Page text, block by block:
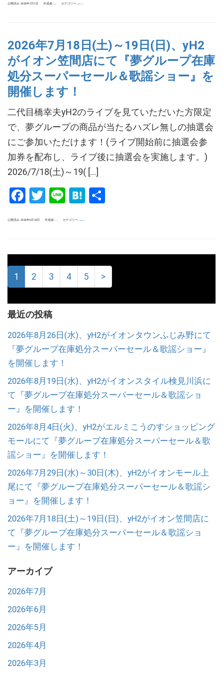
公開済み: 2026年7月1日 作成者: カテゴリー: お知らせ
2026年7月18日(土)～19日(日)、yH2
がイオン笠間店にて『夢グループ在庫
処分スーパーセール＆歌謡ショー』を
開催します！
二代目橋幸夫yH2のライブを見ていただいた方限定
で、夢グループの商品が当たるハズレ無しの抽選会
にご参加いただけます！(ライブ開始前に抽選会参
加券を配布し、ライブ後に抽選会を実施します。)
2026/7/18(土)～19( […]
Facebook
Twitter
LineHatena
公開済み: 2026年6月23日 作成者: カテゴリー: お知らせ
1 2 3 4 5 >
最近の投稿
2026年8月26日(水)、yH2がイオンタウンふじみ野にて
『夢グループ在庫処分スーパーセール＆歌謡ショー』
を開催します！
2026年8月19日(水)、yH2がイオンスタイル検見川浜に
て『夢グループ在庫処分スーパーセール＆歌謡ショ
ー』を開催します！
2026年8月4日(火)、yH2がエルミこうのすショッピング
モールにて『夢グループ在庫処分スーパーセール＆歌
謡ショー』を開催します！
2026年7月29日(水)～30日(木)、yH2がイオンモール上
尾にて『夢グループ在庫処分スーパーセール＆歌謡シ
ョー』を開催します！
2026年7月18日(土)～19日(日)、yH2がイオン笠間店に
て『夢グループ在庫処分スーパーセール＆歌謡ショ
ー』を開催します！
アーカイブ
2026年7月
2026年6月
2026年5月
2026年4月
2026年3月